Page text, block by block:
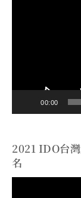
00:00
2021 IDO台
名